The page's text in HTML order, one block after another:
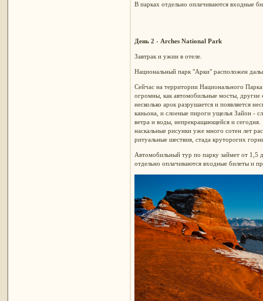
В парках отдельно оплачиваются входные
День 2 - Arches National Park
Завтрак и ужин в отеле.
Национальный парк "Арки" расположен
Сейчас на территории Национального
огромны, как автомобильные мосты,
несколько арок разрушается и появляется
каньона, и слоеные пироги ущелья Зайон -
ветра и воды, непрекращающейся и сегодня.
наскальные рисунки уже много сотен лет
ритуальные шествия, стада круторогих
Автомобильный тур по парку займет от 1,5
отдельно оплачиваются входные билеты и